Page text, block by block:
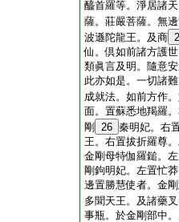
醯首羅等。淨居諸
薩。莊嚴菩薩。無
波遜陀龍王。及商
仙。倶如前諸方護
類眞言及明。隨意
此亦如是。一切諸
成就法。如前方作
面。置蘇悉地羯羅
剛
26 秦明妃。右
王。右置拔折羅尊
金剛母特伽羅鎚。
剛鉤明妃。左置忙
邊置勝慧使者。金
多聞天王。及諸藥
事瓶。於金剛部中